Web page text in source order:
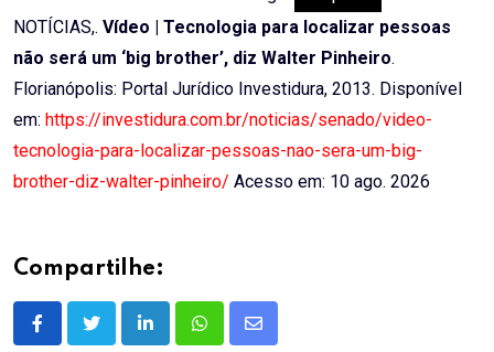
NOTÍCIAS,. Vídeo | Tecnologia para localizar pessoas
não será um ‘big brother’, diz Walter Pinheiro.
Florianópolis: Portal Jurídico Investidura, 2013. Disponível
em: https://investidura.com.br/noticias/senado/video-
tecnologia-para-localizar-pessoas-nao-sera-um-big-
brother-diz-walter-pinheiro/ Acesso em: 10 ago. 2026
Compartilhe:
LinkedInWhatsappShare